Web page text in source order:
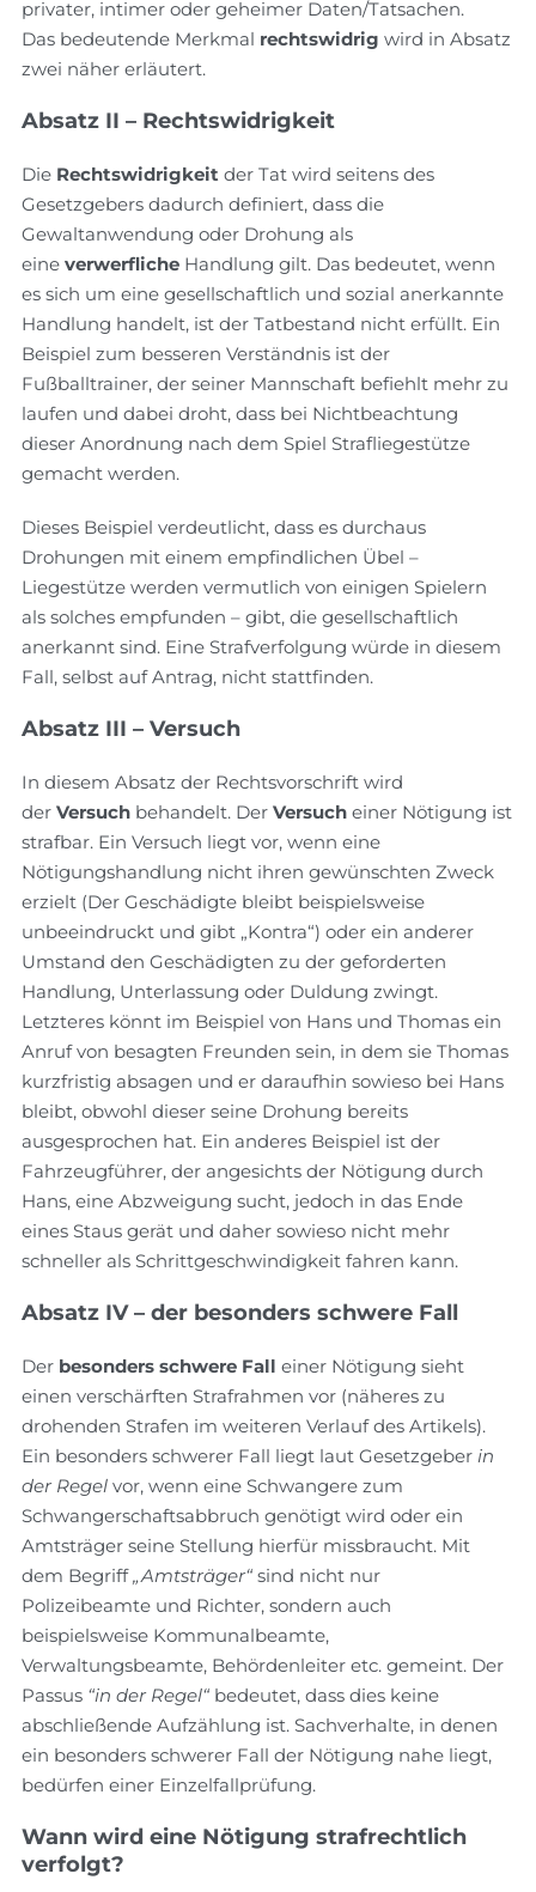
privater, intimer oder geheimer Daten/Tatsachen.
Das bedeutende Merkmal rechtswidrig wird in Absatz
zwei näher erläutert.
Absatz II – Rechtswidrigkeit
Die Rechtswidrigkeit der Tat wird seitens des
Gesetzgebers dadurch definiert, dass die
Gewaltanwendung oder Drohung als
eineverwerfliche Handlung gilt. Das bedeutet, wenn
es sich um eine gesellschaftlich und sozial anerkannte
Handlung handelt, ist der Tatbestand nicht erfüllt. Ein
Beispiel zum besseren Verständnis ist der
Fußballtrainer, der seiner Mannschaft befiehlt mehr zu
laufen und dabei droht, dass bei Nichtbeachtung
dieser Anordnung nach dem Spiel Strafliegestütze
gemacht werden.
Dieses Beispiel verdeutlicht, dass es durchaus
Drohungen mit einem empfindlichen Übel –
Liegestütze werden vermutlich von einigen Spielern
als solches empfunden – gibt, die gesellschaftlich
anerkannt sind. Eine Strafverfolgung würde in diesem
Fall, selbst auf Antrag, nicht stattfinden.
Absatz III – Versuch
In diesem Absatz der Rechtsvorschrift wird
derVersuch behandelt. DerVersuch einer Nötigung ist
strafbar. Ein Versuch liegt vor, wenn eine
Nötigungshandlung nicht ihren gewünschten Zweck
erzielt (Der Geschädigte bleibt beispielsweise
unbeeindruckt und gibt „Kontra“) oder ein anderer
Umstand den Geschädigten zu der geforderten
Handlung, Unterlassung oder Duldung zwingt.
Letzteres könnt im Beispiel von Hans und Thomas ein
Anruf von besagten Freunden sein, in dem sie Thomas
kurzfristig absagen und er daraufhin sowieso bei Hans
bleibt, obwohl dieser seine Drohung bereits
ausgesprochen hat. Ein anderes Beispiel ist der
Fahrzeugführer, der angesichts der Nötigung durch
Hans, eine Abzweigung sucht, jedoch in das Ende
eines Staus gerät und daher sowieso nicht mehr
schneller als Schrittgeschwindigkeit fahren kann.
Absatz IV – der besonders schwere Fall
Der besonders schwere Fall einer Nötigung sieht
einen verschärften Strafrahmen vor (näheres zu
drohenden Strafen im weiteren Verlauf des Artikels).
Ein besonders schwerer Fall liegt laut Gesetzgeberin
der Regel vor, wenn eine Schwangere zum
Schwangerschaftsabbruch genötigt wird oder ein
Amtsträger seine Stellung hierfür missbraucht. Mit
dem Begriff„Amtsträger“ sind nicht nur
Polizeibeamte und Richter, sondern auch
beispielsweise Kommunalbeamte,
Verwaltungsbeamte, Behördenleiter etc. gemeint. Der
Passus “in der Regel“ bedeutet, dass dies keine
abschließende Aufzählung ist. Sachverhalte, in denen
ein besonders schwerer Fall der Nötigung nahe liegt,
bedürfen einer Einzelfallprüfung.
Wann wird eine Nötigung strafrechtlich
verfolgt?